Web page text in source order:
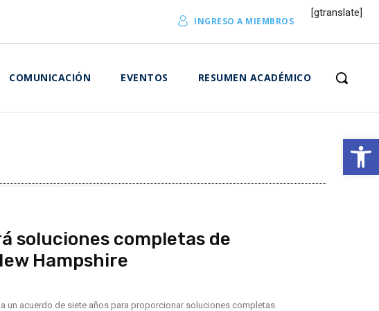
Abrir
INGRESO A MIEMBROS
[gtranslate]
COMUNICACIÓN EVENTOS RESUMEN ACADÉMICO
soluciones completas de
Hampshire
un acuerdo de siete años para proporcionar soluciones completas